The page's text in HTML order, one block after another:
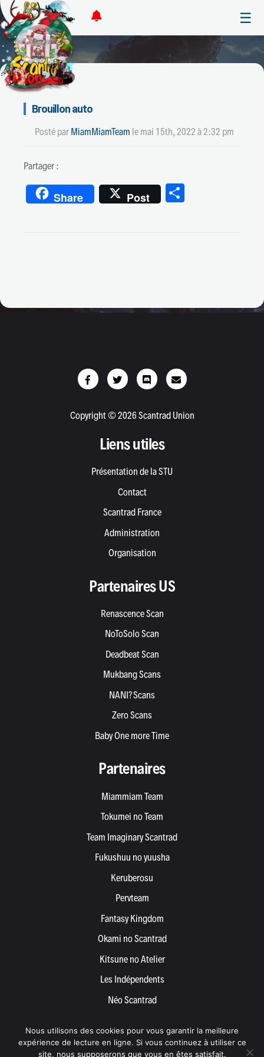
☰
Brouillon auto
Posté par MiamMiamTeam le mai 15th, 2022 à 2:32 pm
Partager :
Share Post
Copyright © 2026 Scantrad Union
Liens utiles
Présentation de la STU
Contact
Scantrad France
Administration
Organisation
Partenaires US
Renascence Scan
NoToSolo Scan
Deadbeat Scan
Mukbang Scans
NANI? Scans
Zero Scans
Baby One more Time
Partenaires
Miammiam Team
Tokumei no Team
Team Imaginary Scantrad
Fukushuu no yuusha
Keruberosu
Pervteam
Fantasy Kingdom
Okami no Scantrad
Kitsune no Atelier
Les Indépendents
Néo Scantrad
Devenir partenaire
Nous utilisons des cookies pour vous garantir la meilleure
expérience de lecture en ligne. Si vous continuez à utiliser ce
site, nous supposerons que vous en êtes satisfait.